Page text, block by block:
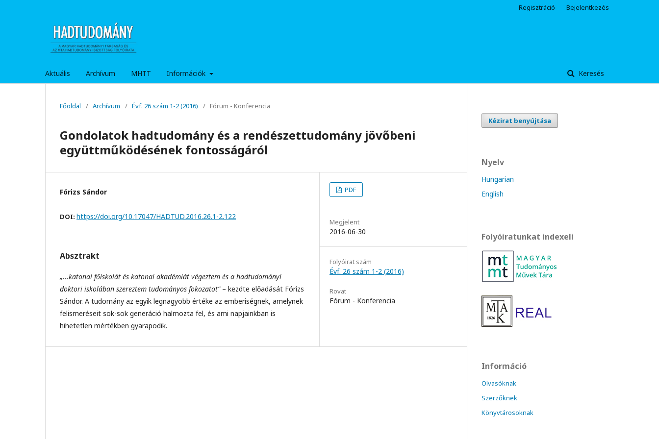
Aktuális Archívum MHTT Információk Keresés
Regisztráció Bejelentkezés
Főoldal / Archívum / Évf. 26 szám 1-2 (2016) / Fórum - Konferencia
Gondolatok hadtudomány és a rendészettudomány jövőbeni
együttműködésének fontosságáról
Fórizs Sándor
DOI: https://doi.org/10.17047/HADTUD.2016.26.1-2.122
Absztrakt
„...katonai főiskolát és katonai akadémiát végeztem és a hadtudományi
doktori iskolában szereztem tudományos fokozatot”– kezdte előadását Fórizs
Sándor. A tudomány az egyik legnagyobb értéke az emberiségnek, amelynek
felismeréseit sok-sok generáció halmozta fel, és ami napjainkban is
hihetetlen mértékben gyarapodik.
PDF
Megjelent
2016-06-30
Folyóirat szám
Évf. 26 szám 1-2 (2016)
Rovat
Fórum - Konferencia
Kézirat benyújtása
Nyelv
Hungarian
English
Folyóiratunkat indexeli
Információ
Olvasóknak
Szerzőknek
Könyvtárosoknak